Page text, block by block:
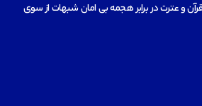
و عترت در برابر هجمه بی امان شبهات از سوی